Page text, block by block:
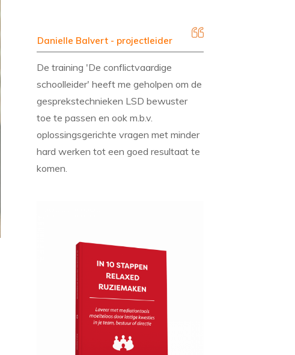
Danielle Balvert - projectleider
De training 'De conflictvaardige
schoolleider' heeft me geholpen om de
gesprekstechnieken LSD bewuster
toe te passen en ook m.b.v.
oplossingsgerichte vragen met minder
hard werken tot een goed resultaat te
komen.